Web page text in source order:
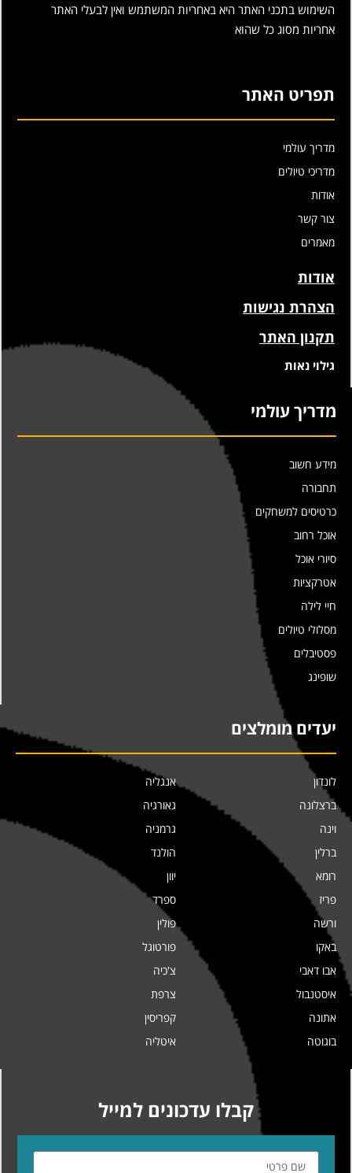
השימוש בתכני האתר היא באחריות המשתמש ואין לבעלי האתר
אחריות מסוג כל שהוא
תפריט האתר
מדריך עולמי
מדריכי טיולים
אודות
צור קשר
מאמרים
אודות
הצהרת נגישות
תקנון האתר
גילוי נאות
מדריך עולמי
מידע חשוב
תחבורה
כרטיסים למשחקים
אוכל רחוב
סיורי אוכל
אטרקציות
חיי לילה
מסלולי טיולים
פסטיבלים
שופינג
יעדים מומלצים
לונדון
ברצלונה
וינה
ברלין
רומא
פריז
ורשה
באקו
אבו דאבי
איסטנבול
אתונה
בוגוטה
אנגליה
גאורגיה
גרמניה
הולנד
יוון
ספרד
פולין
פורטוגל
צ'כיה
צרפת
קפריסין
איטליה
קבלו עדכונים למייל